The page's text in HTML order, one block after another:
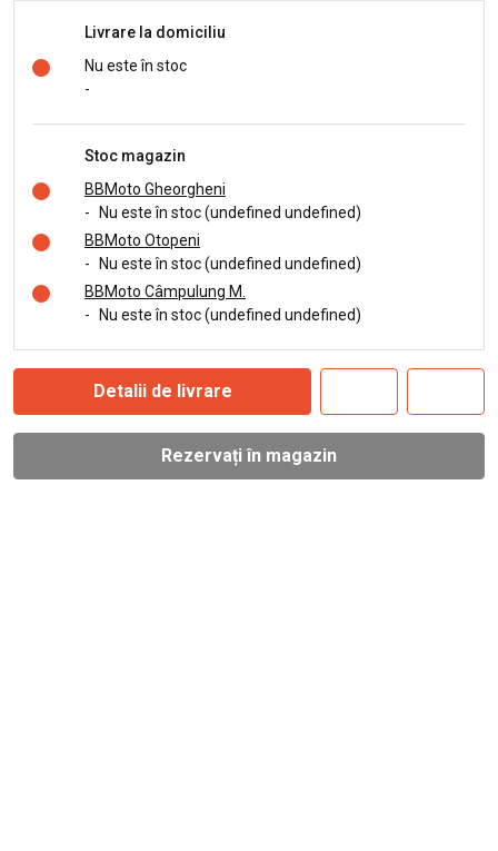
Livrare la domiciliu
Nu este în stoc
-
Stoc magazin
BBMoto Gheorgheni
-
Nu este în stoc (undefined undefined)
BBMoto Otopeni
-
Nu este în stoc (undefined undefined)
BBMoto Câmpulung M.
-
Nu este în stoc (undefined undefined)
Detalii de livrare
Rezervați în magazin